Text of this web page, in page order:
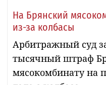
На Брянский
из-за колбасы
Арбитражный суд
тысячный штраф
мясокомбинату на